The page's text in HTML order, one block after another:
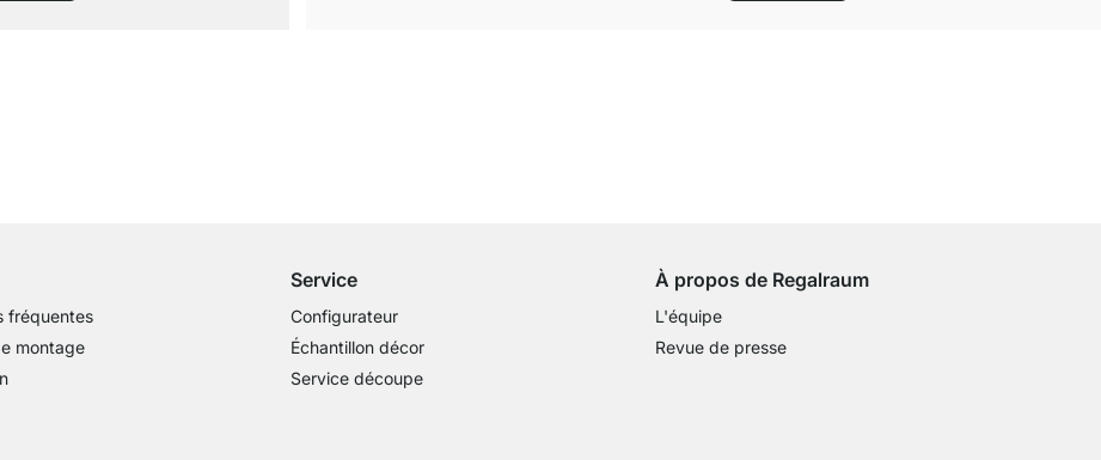
fréquentes
montage
Service
Configurateur
Échantillon décor
Service découpe
À propos de Regalraum
L'équipe
Revue de presse